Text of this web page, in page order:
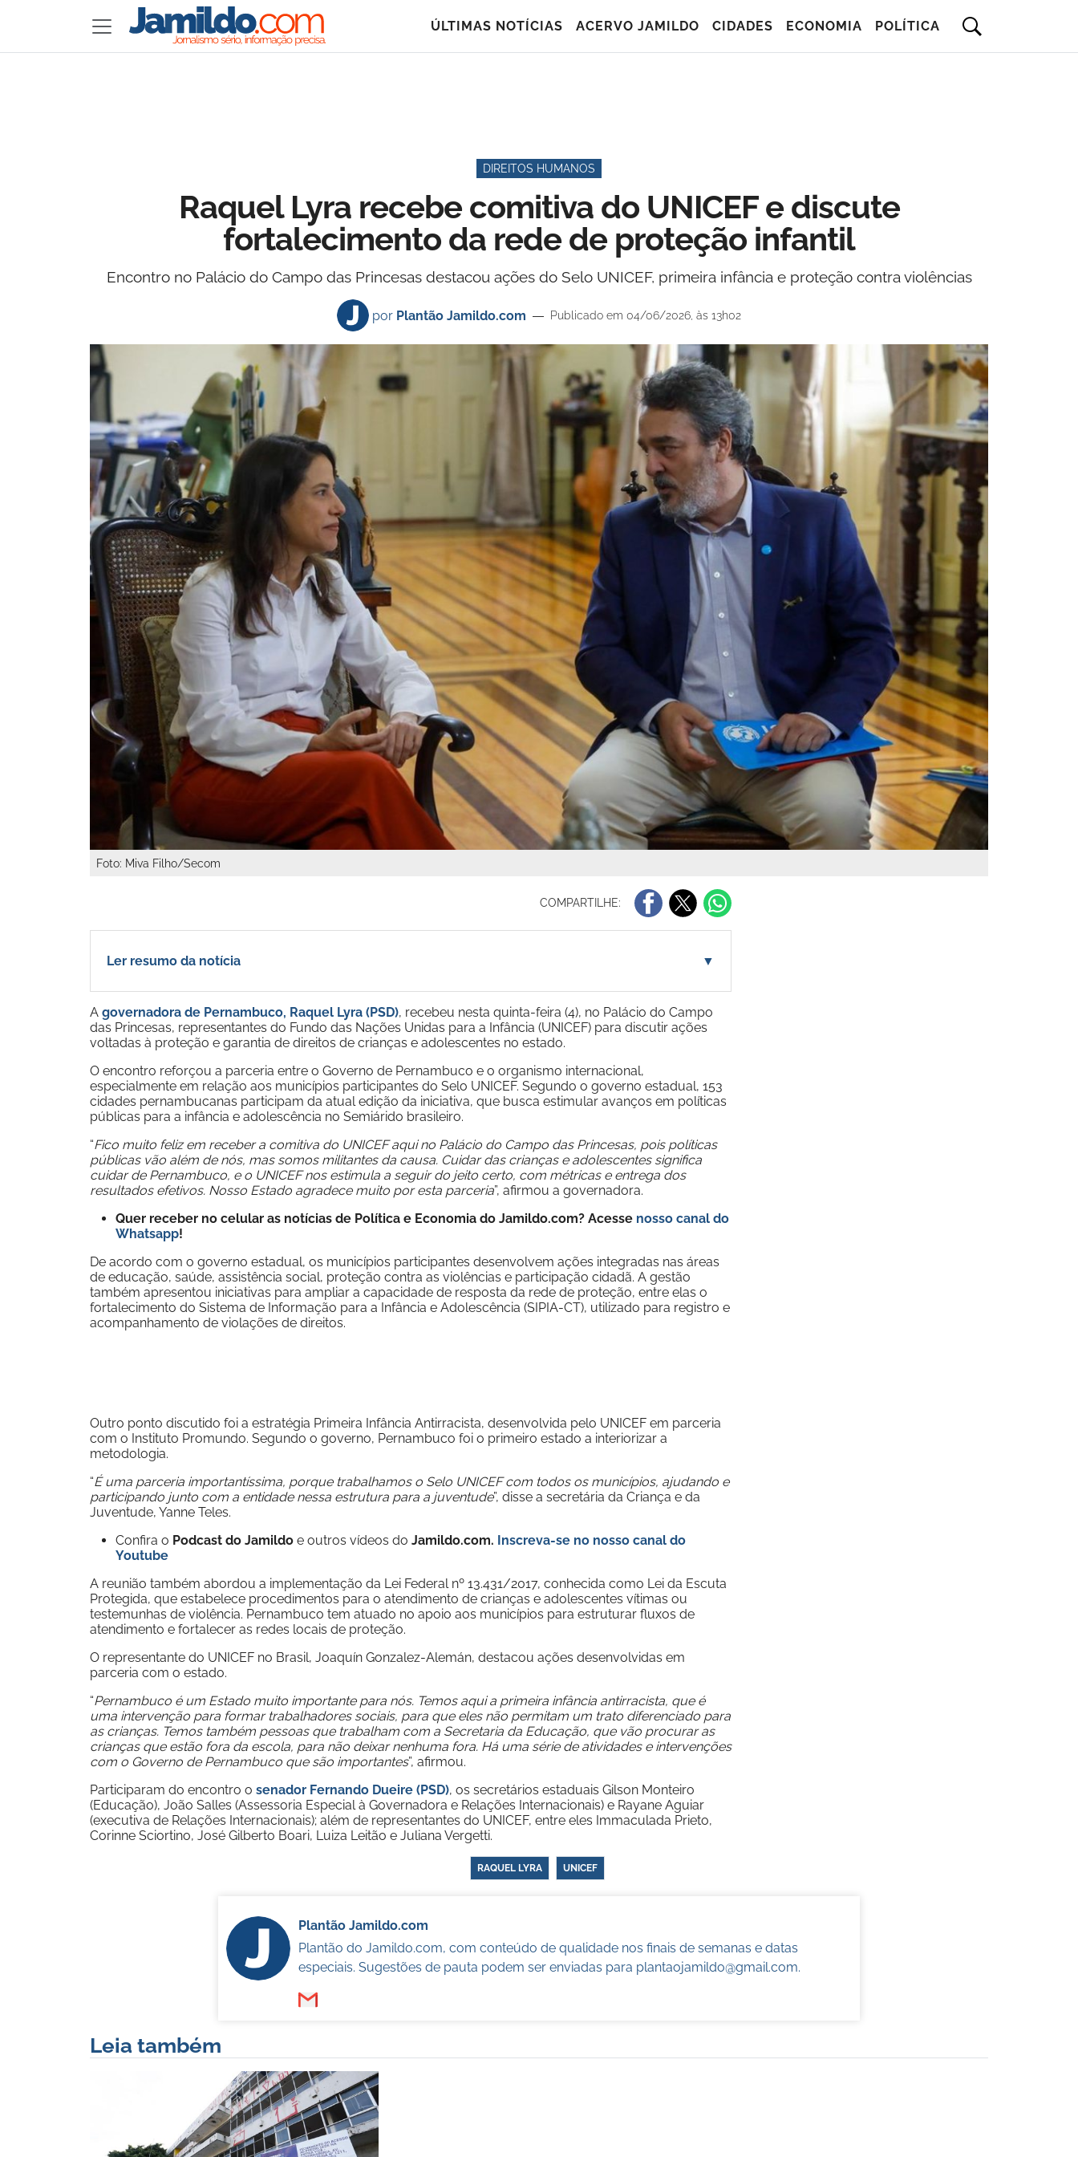
ÚLTIMAS NOTÍCIAS ACERVO JAMILDO CIDADES ECONOMIA POLÍTICA
DIREITOS HUMANOS
Raquel Lyra recebe comitiva do UNICEF e discute
fortalecimento da rede de proteção infantil
Encontro no Palácio do Campo das Princesas destacou ações do Selo UNICEF, primeira infância e proteção contra violências
por Plantão Jamildo.com Publicado em 04/06/2026, às 13h02
Foto: Miva Filho/Secom
COMPARTILHE:
Ler resumo da notícia ▼
A governadora de Pernambuco, Raquel Lyra (PSD), recebeu nesta quinta-feira (4), no Palácio do Campo
das Princesas, representantes do Fundo das Nações Unidas para a Infância (UNICEF) para discutir ações
voltadas à proteção e garantia de direitos de crianças e adolescentes no estado.
O encontro reforçou a parceria entre o Governo de Pernambuco e o organismo internacional,
especialmente em relação aos municípios participantes do Selo UNICEF. Segundo o governo estadual, 153
cidades pernambucanas participam da atual edição da iniciativa, que busca estimular avanços em políticas
públicas para a infância e adolescência no Semiárido brasileiro.
“Fico muito feliz em receber a comitiva do UNICEF aqui no Palácio do Campo das Princesas, pois políticas
públicas vão além de nós, mas somos militantes da causa. Cuidar das crianças e adolescentes significa
cuidar de Pernambuco, e o UNICEF nos estimula a seguir do jeito certo, com métricas e entrega dos
resultados efetivos. Nosso Estado agradece muito por esta parceria”, afirmou a governadora.
Quer receber no celular as notícias de Política e Economia do Jamildo.com? Acesse nosso canal do
Whatsapp!
De acordo com o governo estadual, os municípios participantes desenvolvem ações integradas nas áreas
de educação, saúde, assistência social, proteção contra as violências e participação cidadã. A gestão
também apresentou iniciativas para ampliar a capacidade de resposta da rede de proteção, entre elas o
fortalecimento do Sistema de Informação para a Infância e Adolescência (SIPIA-CT), utilizado para registro e
acompanhamento de violações de direitos.
Outro ponto discutido foi a estratégia Primeira Infância Antirracista, desenvolvida pelo UNICEF em parceria
com o Instituto Promundo. Segundo o governo, Pernambuco foi o primeiro estado a interiorizar a
metodologia.
“É uma parceria importantíssima, porque trabalhamos o Selo UNICEF com todos os municípios, ajudando e
participando junto com a entidade nessa estrutura para a juventude”, disse a secretária da Criança e da
Juventude, Yanne Teles.
Confira o Podcast do Jamildo e outros vídeos do Jamildo.com. Inscreva-se no nosso canal do
Youtube
A reunião também abordou a implementação da Lei Federal nº 13.431/2017, conhecida como Lei da Escuta
Protegida, que estabelece procedimentos para o atendimento de crianças e adolescentes vítimas ou
testemunhas de violência. Pernambuco tem atuado no apoio aos municípios para estruturar fluxos de
atendimento e fortalecer as redes locais de proteção.
O representante do UNICEF no Brasil, Joaquín Gonzalez-Alemán, destacou ações desenvolvidas em
parceria com o estado.
“Pernambuco é um Estado muito importante para nós. Temos aqui a primeira infância antirracista, que é
uma intervenção para formar trabalhadores sociais, para que eles não permitam um trato diferenciado para
as crianças. Temos também pessoas que trabalham com a Secretaria da Educação, que vão procurar as
crianças que estão fora da escola, para não deixar nenhuma fora. Há uma série de atividades e intervenções
com o Governo de Pernambuco que são importantes”, afirmou.
Participaram do encontro o senador Fernando Dueire (PSD), os secretários estaduais Gilson Monteiro
(Educação), João Salles (Assessoria Especial à Governadora e Relações Internacionais) e Rayane Aguiar
(executiva de Relações Internacionais); além de representantes do UNICEF, entre eles Immaculada Prieto,
Corinne Sciortino, José Gilberto Boari, Luiza Leitão e Juliana Vergetti.
RAQUEL LYRA UNICEF
Plantão Jamildo.com
Plantão do Jamildo.com, com conteúdo de qualidade nos finais de semanas e datas
especiais. Sugestões de pauta podem ser enviadas para plantaojamildo@gmail.com.
Leia também